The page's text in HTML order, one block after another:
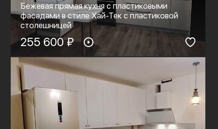
Бежевая прямая кухня с пластиковыми
фасадами в стиле Хай-Тек с пластиковой
столешницей
255 600 ₽